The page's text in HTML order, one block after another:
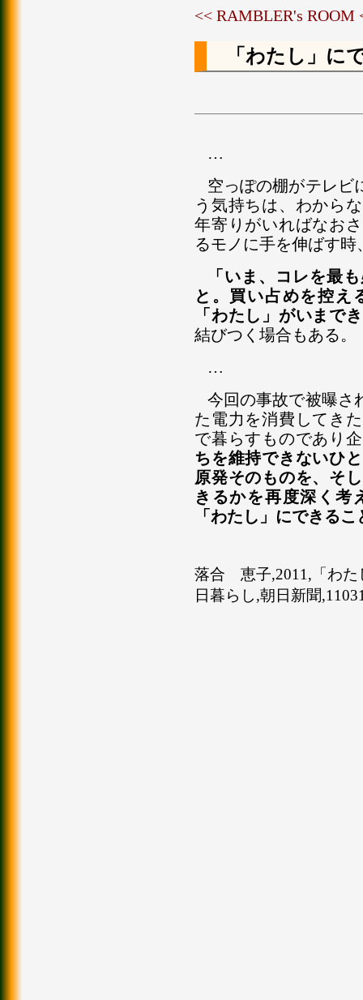
<< RAMBLER's ROOM
「わたし」に
…
空っぽの棚がテレビ
う気持ちは、わから
年寄りがいればなお
るモノに手を伸ばす
「いま、コレを最
と。買い占めを控え
「わたし」がいまで
結びつく場合もある。
…
今回の事故で被曝さ
た電力を消費してき
で暮らすものであり
ちを維持できないひ
原発そのものを、そ
きるかを再度深く考
「わたし」にできる
落合 恵子,2011,「わた
日暮らし,朝日新聞